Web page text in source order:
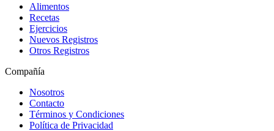
Alimentos
Recetas
Ejercicios
Nuevos Registros
Otros Registros
Compañía
Nosotros
Contacto
Términos y Condiciones
Política de Privacidad